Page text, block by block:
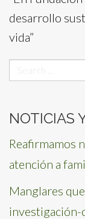
desarrollo
vida”
for:
NOTICIAS
Reafirmamos
atención a
Manglares
investigación-